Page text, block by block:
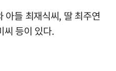
아들 최재식씨, 딸 최주연
씨 등이 있다.